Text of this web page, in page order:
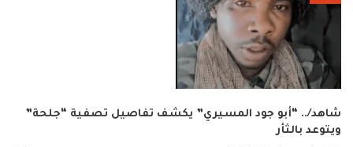
شاهد/.. “أبو جود المسيري” يكشف تفاصيل تصفية “جلحة”
ويتوعد بالثأر